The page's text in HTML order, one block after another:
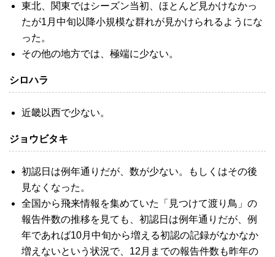
東北、関東ではシーズン当初、ほとんど見かけなかっ
たが1月中旬以降小規模な群れが見かけられるようにな
った。
その他の地方では、極端に少ない。
シロハラ
近畿以西で少ない。
ジョウビタキ
初認日は例年通りだが、数が少ない。もしくはその後
見なくなった。
全国から飛来情報を集めていた「見つけて渡り鳥」の
報告件数の推移を見ても、初認日は例年通りだが、例
年であれば10月中旬から増える初認の記録がなかなか
増えないという状況で、12月までの報告件数も昨年の